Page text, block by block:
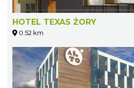
HOTEL TEXAS ŻORY
0.52 km